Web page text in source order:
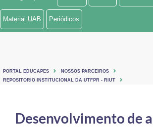
Ministério de Minas e Energia
Ministério do Turismo
Controladoria-Geral da União
Material UAB Periódicos
PORTAL EDUCAPES
NOSSOS PARCEIROS
REPOSITORIO INSTITUCIONAL DA UTFPR - RIUT
Desenvolvimento de